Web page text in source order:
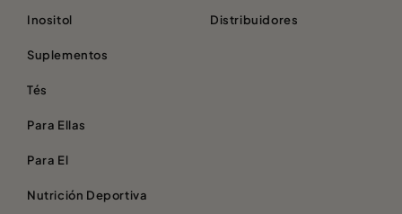
Inositol
Suplementos
Tés
Para Ellas
Para El
Nutrición Deportiva
Distribuidores